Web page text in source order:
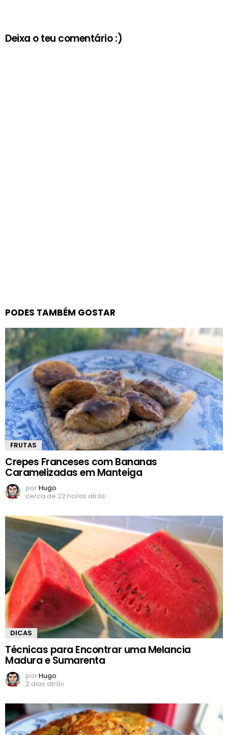
Deixa o teu comentário :)
PODES TAMBÉM GOSTAR
FRUTAS
Crepes Franceses com Bananas
Caramelizadas em Manteiga
porHugo
cerca de 22 horas atrás
DICAS
Técnicas para Encontrar uma Melancia
Madura e Sumarenta
porHugo
2 dias atrás